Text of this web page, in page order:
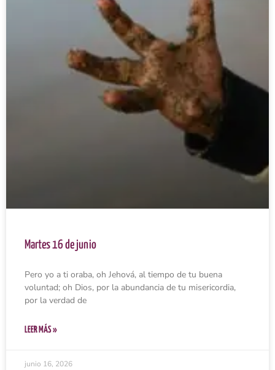
Martes 16 de junio
Pero yo a ti oraba, oh Jehová, al tiempo de tu buena
voluntad; oh Dios, por la abundancia de tu misericordia,
por la verdad de
LEER MÁS »
junio 16, 2026